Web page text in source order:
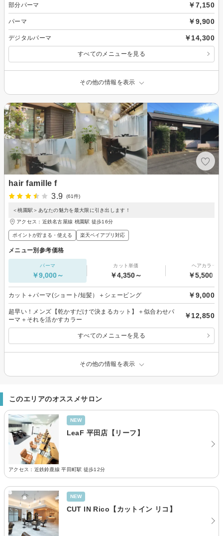
部分パーマ ￥7,150
パーマ ￥9,900
デジタルパーマ ￥14,300
すべてのメニューを見る
その他の情報を表示
hair famille f
3.9
(61件)
＜桃園駅＞あなたの魅力を最大限に引き出します！
アクセス：近鉄名古屋線 桃園駅 徒歩16分
ポイントが貯まる・使える 楽天ペイアプリ対応
メニュー別参考価格
パーマ
￥9,000～
カット単価
￥4,350～
ヘアカラー
￥5,500～
カット＋パーマ(ショート/短髪）＋シェービング ￥9,000
超早い！メンズ【乾かすだけで決まるカット】＋似合わせパ
ーマ＋それを活かすカラー
￥12,850
すべてのメニューを見る
その他の情報を表示
このエリアのオススメサロン
NEW
LeaF 平田店【リーフ】
アクセス：近鉄鈴鹿線 平田町駅 徒歩12分
NEW
CUT IN Rico【カットイン リコ】